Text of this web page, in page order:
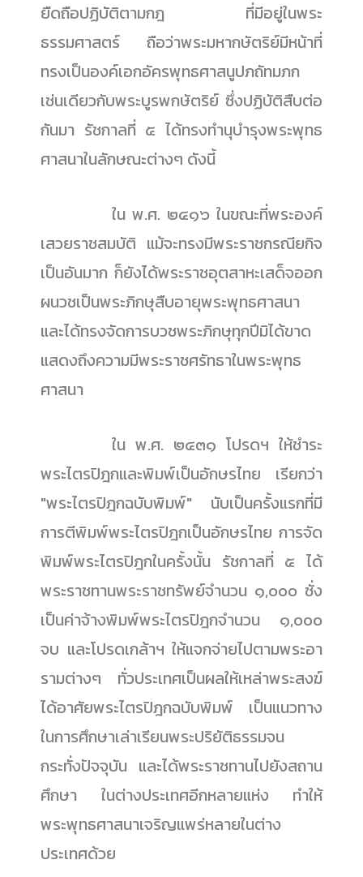
ยืดถือปฏิบัติตามกฎ ที่มีอยู่ในพระ
ธรรมศาสตร์ ถือว่าพระมหากษัตริย์มีหน้าที่
ทรงเป็นองค์เอกอัครพุทธศาสนูปภถัทมภก
เช่นเดียวกับพระบูรพกษัตริย์ ซึ่งปฏิบัติสืบต่อ
กันมา รัชกาลที่ ๕ ได้ทรงทำนุบำรุงพระพุทธ
ศาสนาในลักษณะต่างๆ ดังนี้
ใน พ.ศ. ๒๔๑๖ ในขณะที่พระองค์
เสวยราชสมบัติ แม้จะทรงมีพระราชกรณียกิจ
เป็นอันมาก ก็ยังได้พระราชอุตสาหะเสด็จออก
ผนวชเป็นพระภิกษุสืบอายุพระพุทธศาสนา
และได้ทรงจัดการบวชพระภิกษุทุกปีมิได้ขาด
แสดงถึงความมีพระราชศรัทธาในพระพุทธ
ศาสนา
ใน พ.ศ. ๒๔๓๑ โปรดฯ ให้ชำระ
พระไตรปิฎกและพิมพ์เป็นอักษรไทย เรียกว่า
"พระไตรปิฎกฉบับพิมพ์" นับเป็นครั้งแรกที่มี
การตีพิมพ์พระไตรปิฎกเป็นอักษรไทย การจัด
พิมพ์พระไตรปิฎกในครั้งนั้น รัชกาลที่ ๕ ได้
พระราชทานพระราชทรัพย์จำนวน ๑,๐๐๐ ชั่ง
เป็นค่าจ้างพิมพ์พระไตรปิฎกจำนวน ๑,๐๐๐
จบ และโปรดเกล้าฯ ให้แจกจ่ายไปตามพระอา
รามต่างๆ ทั่วประเทศเป็นผลให้เหล่าพระสงฆ์
ได้อาศัยพระไตรปิฎกฉบับพิมพ์ เป็นแนวทาง
ในการศึกษาเล่าเรียนพระปริยัติธรรมจน
กระทั่งปัจจุบัน และได้พระราชทานไปยังสถาน
ศึกษา ในต่างประเทศอีกหลายแห่ง ทำให้
พระพุทธศาสนาเจริญแพร่หลายในต่าง
ประเทศด้วย